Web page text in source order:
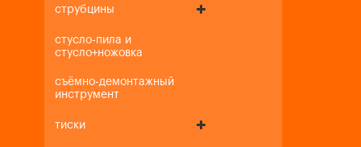
струбцины
стусло-пила и
стусло+ножовка
съёмно-демонтажный
инструмент
тиски